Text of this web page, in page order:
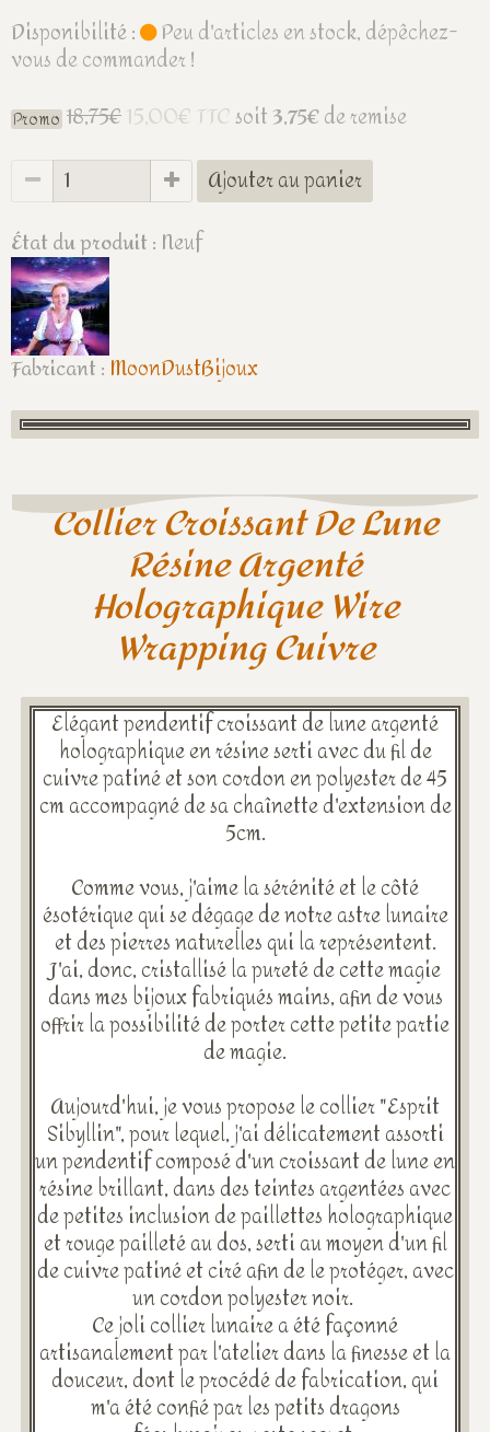
Disponibilité :
Peu d'articles en stock, dépêchez-
vous de commander !
Promo 18,75€15,00€ TTCsoit3,75€de remise
Ajouter au panier
État du produit : Neuf
Fabricant : MoonDustBijoux
Collier Croissant De Lune
Résine Argenté
Holographique Wire
Wrapping Cuivre
Elégant pendentif croissant de lune argenté
holographique en résine serti avec du fil de
cuivre patiné et son cordon en polyester de 45
cm accompagné de sa chaînette d'extension de
5cm.
Comme vous, j'aime la sérénité et le côté
ésotérique qui se dégage de notre astre lunaire
et des pierres naturelles qui la représentent.
J'ai, donc, cristallisé la pureté de cette magie
dans mes bijoux fabriqués mains, afin de vous
offrir la possibilité de porter cette petite partie
de magie.
Aujourd'hui, je vous propose le collier "Esprit
Sibyllin", pour lequel, j'ai délicatement assorti
un pendentif composé d'un croissant de lune en
résine brillant, dans des teintes argentées avec
de petites inclusion de paillettes holographique
et rouge pailleté au dos, serti au moyen d'un fil
de cuivre patiné et ciré afin de le protéger, avec
un cordon polyester noir.
Ce joli collier lunaire a été façonné
artisanalement par l'atelier dans la finesse et la
douceur, dont le procédé de fabrication, qui
m'a été confié par les petits dragons